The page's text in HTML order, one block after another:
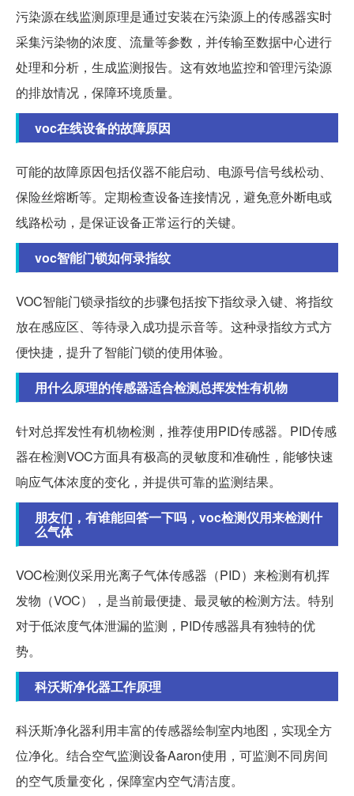
污染源在线监测原理是通过安装在污染源上的传感器实时
采集污染物的浓度、流量等参数，并传输至数据中心进行
处理和分析，生成监测报告。这有效地监控和管理污染源
的排放情况，保障环境质量。
voc在线设备的故障原因
可能的故障原因包括仪器不能启动、电源号信号线松动、
保险丝熔断等。定期检查设备连接情况，避免意外断电或
线路松动，是保证设备正常运行的关键。
voc智能门锁如何录指纹
VOC智能门锁录指纹的步骤包括按下指纹录入键、将指纹
放在感应区、等待录入成功提示音等。这种录指纹方式方
便快捷，提升了智能门锁的使用体验。
用什么原理的传感器适合检测总挥发性有机物
针对总挥发性有机物检测，推荐使用PID传感器。PID传感
器在检测VOC方面具有极高的灵敏度和准确性，能够快速
响应气体浓度的变化，并提供可靠的监测结果。
朋友们，有谁能回答一下吗，voc检测仪用来检测什
么气体
VOC检测仪采用光离子气体传感器（PID）来检测有机挥
发物（VOC），是当前最便捷、最灵敏的检测方法。特别
对于低浓度气体泄漏的监测，PID传感器具有独特的优
势。
科沃斯净化器工作原理
科沃斯净化器利用丰富的传感器绘制室内地图，实现全方
位净化。结合空气监测设备Aaron使用，可监测不同房间
的空气质量变化，保障室内空气清洁度。